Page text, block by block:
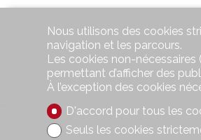
Nous utilisons des cookies
navigation et les parcours.
Les cookies non-
permettant d’afficher des
À l’exception des cookies
D'accord pour tous les
Seuls les cookies